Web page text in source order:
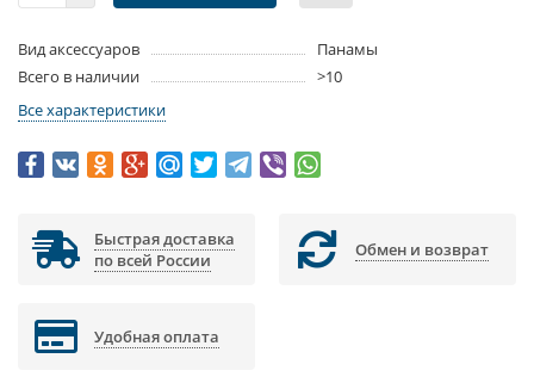
Вид аксессуаров
Панамы
Всего в наличии
>10
Все характеристики
Быстрая доставка
по всей России
Обмен и возврат
Удобная оплата